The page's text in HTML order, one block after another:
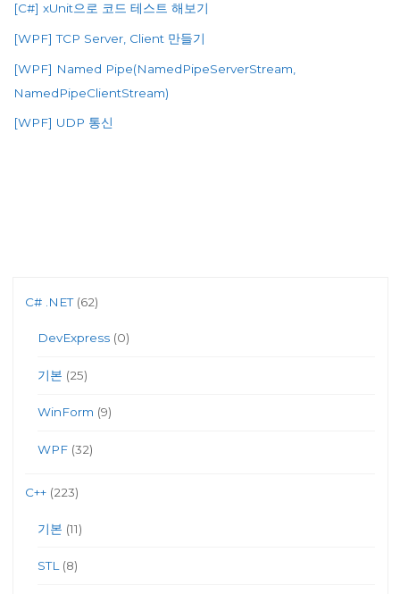
[C#] xUnit으로 코드 테스트 해보기
[WPF] TCP Server, Client 만들기
[WPF] Named Pipe(NamedPipeServerStream,
NamedPipeClientStream)
[WPF] UDP 통신
C# .NET(62)
DevExpress(0)
기본 (25)
WinForm (9)
WPF(32)
C++ (223)
기본 (11)
STL (8)